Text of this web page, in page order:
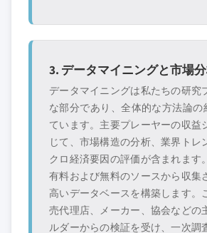
3. データマイニングと市場
データマイニングは私たちの研究
な部分であり、全体的な方法論の
ています。主要プレーヤーの収益
じて、市場構造の分析、業界トレ
クロ経済要因の評価が含まれます
有料および無料のソースから収集
高いデータベースを構築します。
売代理店、メーカー、協会などの
ルダーからの検証を受け、一次調